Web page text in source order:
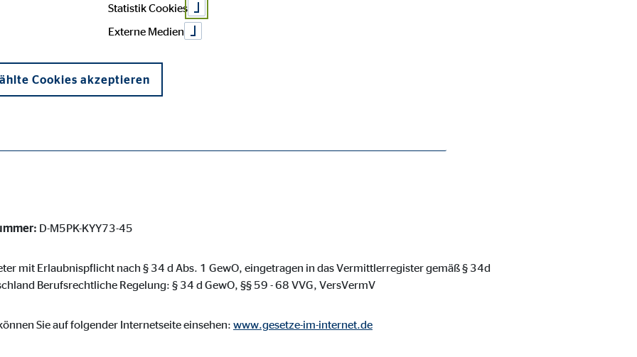
hamburg-serap-sirin.html
D-M5PK-KYY73-45
mit Erlaubnispflicht nach § 34 d Abs. 1 GewO, eingetragen in das Vermittlerregister gemäß § 34d
Berufsrechtliche Regelung: § 34 d GewO, §§ 59 - 68 VVG, VersVermV
Sie auf folgender Internetseite einsehen: www.gesetze-im-internet.de
Statistik Cookies
Externe Medien
Cookies akzeptieren
und sind für die einwandfreie Funktion der Website erforderlich. Die Deaktivierung kann die
Association